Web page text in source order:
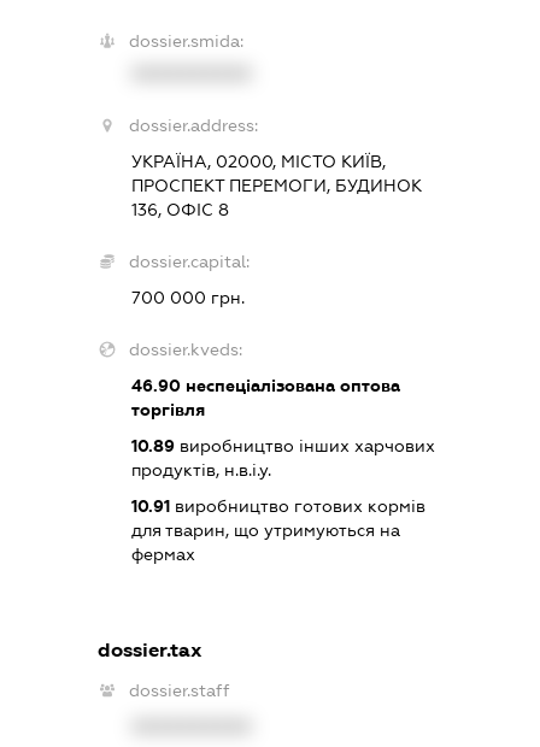
dossier.smida:
dossier.address:
УКРАЇНА, 02000, МІСТО КИЇВ,
ПРОСПЕКТ ПЕРЕМОГИ, БУДИНОК
136, ОФІС 8
dossier.capital:
700 000 грн.
dossier.kveds:
46.90неспеціалізована оптова
торгівля
10.89виробництво інших харчових
продуктів, н.в.і.у.
10.91виробництво готових кормів
для тварин, що утримуються на
фермах
dossier.tax
dossier.staff